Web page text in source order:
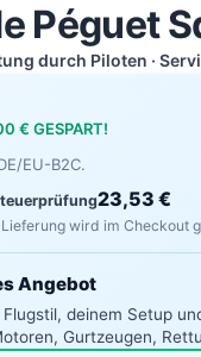
Péguet
durch Piloten ·
€ GESPART!
EU-B2C.
23,53 €
wird im Checkout
Angebot
deinem Setup
Gurtzeugen,